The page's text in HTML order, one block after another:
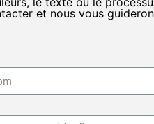
et nous vous